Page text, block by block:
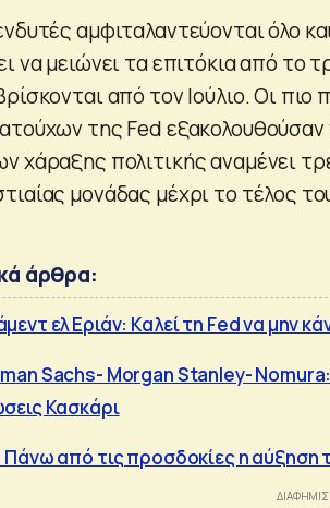
αμφιταλαντεύονται όλο
να μειώνει τα επιτόκια από το
από τον Ιούλιο. Οι
της Fed εξακολουθούσαν
χάραξης πολιτικής αναμένει
μονάδας μέχρι το τέλος
άρθρα:
ελ Εριάν: Καλεί τη Fed να μην
Sachs- Morgan Stanley- Νomura:
Κασκάρι
από τις προσδοκίες η αύξηση